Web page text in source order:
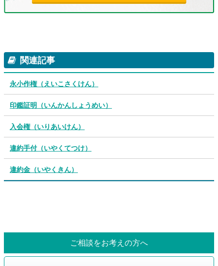
関連記事
永小作権（えいこさくけん）
印鑑証明（いんかんしょうめい）
入会権（いりあいけん）
違約手付（いやくてつけ）
違約金（いやくきん）
ご相談をお考えの方へ